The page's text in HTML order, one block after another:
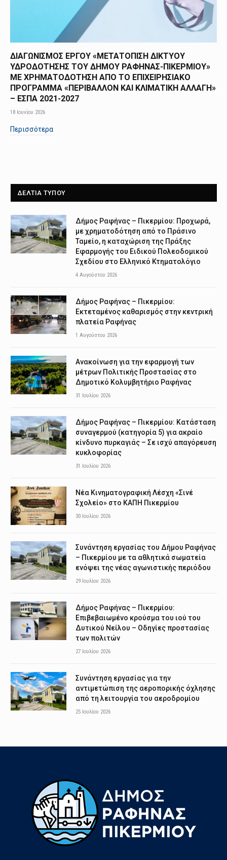
ΔΙΑΓΩΝΙΣΜΟΣ ΕΡΓΟΥ «ΜΕΤΑΤΟΠΙΣΗ ΔΙΚΤΥΟΥ
ΥΔΡΟΔΟΤΗΣΗΣ ΤΟΥ ΔΗΜΟΥ ΡΑΦΗΝΑΣ-ΠΙΚΕΡΜΙΟΥ»
ΜΕ ΧΡΗΜΑΤΟΔΟΤΗΣΗ ΑΠΟ TO ΕΠΙΧΕΙΡΗΣΙΑΚΟ
ΠΡΟΓΡΑΜΜΑ «ΠΕΡΙΒΑΛΛΟΝ ΚΑΙ ΚΛΙΜΑΤΙΚΗ ΑΛΛΑΓΗ»
– ΕΣΠΑ 2021-2027
18 Ιουνίου 2026
Περισσότερα
ΔΕΛΤΙΑ ΤΥΠΟΥ
Δήμος Ραφήνας – Πικερμίου: Προχωρά,
με χρηματοδότηση από το Πράσινο
Ταμείο, η καταχώριση της Πράξης
Εφαρμογής του Ειδικού Πολεοδομικού
Σχεδίου στο Ελληνικό Κτηματολόγιο
4 Αυγούστου 2026
Δήμος Ραφήνας – Πικερμίου:
Εκτεταμένος καθαρισμός στην κεντρική
πλατεία Ραφήνας
1 Αυγούστου 2026
Ανακοίνωση για την εφαρμογή των
μέτρων Πολιτικής Προστασίας στο
Δημοτικό Κολυμβητήριο Ραφήνας
31 Ιουλίου 2026
Δήμος Ραφήνας – Πικερμίου: Κατάσταση
συναγερμού (κατηγορία 5) για ακραίο
κίνδυνο πυρκαγιάς – Σε ισχύ απαγόρευση
κυκλοφορίας
31 Ιουλίου 2026
Νέα Κινηματογραφική Λέσχη «Σινέ
Σχολείο» στο ΚΑΠΗ Πικερμίου
30 Ιουλίου 2026
Συνάντηση εργασίας του Δήμου Ραφήνας
– Πικερμίου με τα αθλητικά σωματεία
ενόψει της νέας αγωνιστικής περιόδου
29 Ιουλίου 2026
Δήμος Ραφήνας – Πικερμίου:
Επιβεβαιωμένο κρούσμα του ιού του
Δυτικού Νείλου – Οδηγίες προστασίας
των πολιτών
27 Ιουλίου 2026
Συνάντηση εργασίας για την
αντιμετώπιση της αεροπορικής όχλησης
από τη λειτουργία του αεροδρομίου
25 Ιουλίου 2026